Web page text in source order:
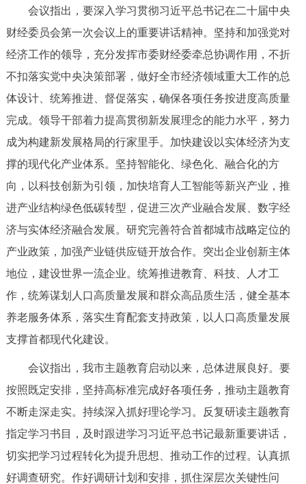
回到顶部
会议指出，要深入学习贯彻习近平总书记在二十届中央
财经委员会第一次会议上的重要讲话精神。坚持和加强党对
经济工作的领导，充分发挥市委财经委牵总协调作用，不折
不扣落实党中央决策部署，做好全市经济领域重大工作的总
体设计、统筹推进、督促落实，确保各项任务按进度高质量
完成。领导干部着力提高贯彻新发展理念的能力水平，努力
成为构建新发展格局的行家里手。加快建设以实体经济为支
撑的现代化产业体系。坚持智能化、绿色化、融合化的方
向，以科技创新为引领，加快培育人工智能等新兴产业，推
进产业结构绿色低碳转型，促进三次产业融合发展、数字经
济与实体经济融合发展。研究完善符合首都城市战略定位的
产业政策，加强产业链供应链开放合作。突出企业创新主体
地位，建设世界一流企业。统筹推进教育、科技、人才工
作，统筹谋划人口高质量发展和群众高品质生活，健全基本
养老服务体系，落实生育配套支持政策，以人口高质量发展
支撑首都现代化建设。
会议指出，我市主题教育启动以来，总体进展良好。要
按照既定安排，坚持高标准完成好各项任务，推动主题教育
不断走深走实。持续深入抓好理论学习。反复研读主题教育
指定学习书目，及时跟进学习习近平总书记最新重要讲话，
切实把学习过程转化为提升思想、推动工作的过程。认真抓
好调查研究。作好调研计划和安排，抓住深层次关键性问